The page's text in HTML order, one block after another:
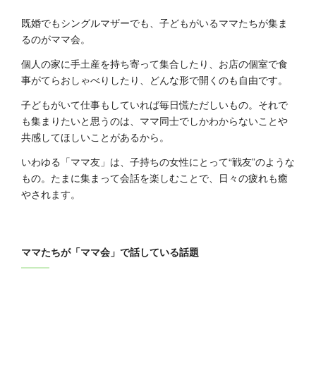
既婚でもシングルマザーでも、子どもがいるママたちが集ま
るのがママ会。
個人の家に手土産を持ち寄って集合したり、お店の個室で食
事がてらおしゃべりしたり、どんな形で開くのも自由です。
子どもがいて仕事もしていれば毎日慌ただしいもの。それで
も集まりたいと思うのは、ママ同士でしかわからないことや
共感してほしいことがあるから。
いわゆる「ママ友」は、子持ちの女性にとって“戦友”のような
もの。たまに集まって会話を楽しむことで、日々の疲れも癒
やされます。
ママたちが「ママ会」で話している話題